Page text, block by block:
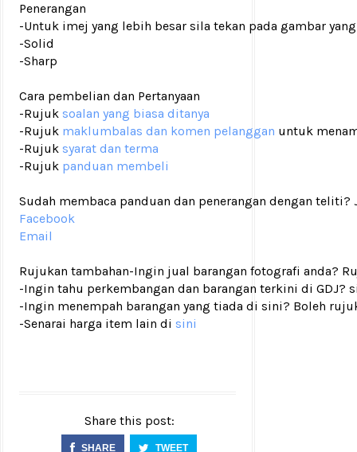
Penerangan
-Untuk imej yang lebih besar sila tekan pada gambar
-Solid
-Sharp
Cara pembelian dan Pertanyaan
-Rujuk soalan yang biasa ditanya
-Rujuk maklumbalas dan komen pelanggan untuk
-Rujuk syarat dan terma
-Rujuk panduan membeli
Sudah membaca panduan dan penerangan dengan
Facebook
Email
Rujukan tambahan-Ingin jual barangan fotografi anda?
-Ingin tahu perkembangan dan barangan terkini di GDJ?
-Ingin menempah barangan yang tiada di sini? Boleh
-Senarai harga item lain di sini
Share this post:
SHARE TWEET